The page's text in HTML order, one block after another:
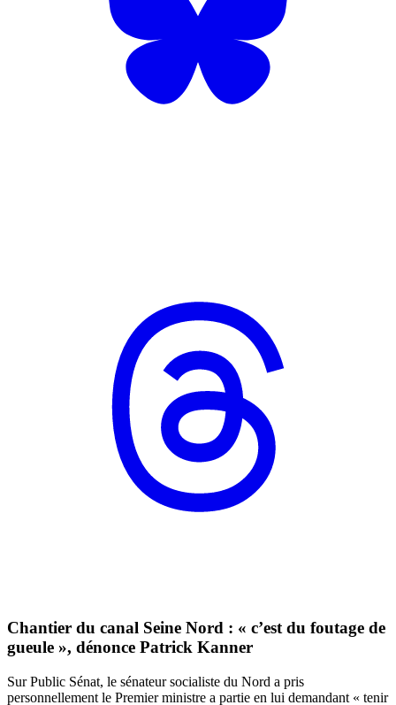
Chantier du canal Seine Nord : « c’est du foutage de
gueule », dénonce Patrick Kanner
Sur Public Sénat, le sénateur socialiste du Nord a pris
personnellement le Premier ministre a partie en lui demandant « tenir